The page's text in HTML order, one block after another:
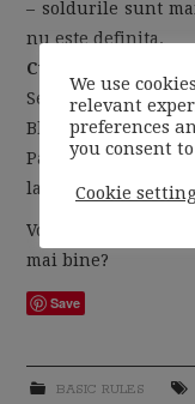
– soldurile sunt
nu este definita.
Cum ne imbracam
Se recomanda
Bluze cu maneci
Pantalonii drepti,
la sold in jos,
Voi ce silueta
mai bine?
Save
BASIC RULES
We use
relevant
preferences
you consent
Cookie